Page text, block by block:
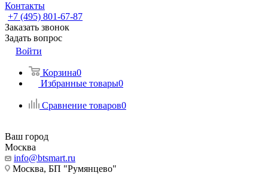
Контакты
+7 (495) 801-67-87
Заказать звонок
Задать вопрос
Войти
Корзина0
Избранные товары0
Сравнение товаров0
Ваш город
Москва
info@btsmart.ru
Москва, БП "Румянцево"